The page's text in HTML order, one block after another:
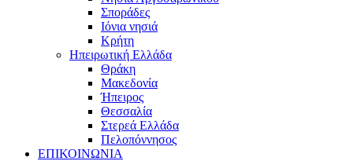
Σποράδες
Ιόνια νησιά
Κρήτη
Ηπειρωτική Ελλάδα
Θράκη
Μακεδονία
Ήπειρος
Θεσσαλία
Στερεά Ελλάδα
Πελοπόννησος
ΕΠΙΚΟΙΝΩΝΙΑ